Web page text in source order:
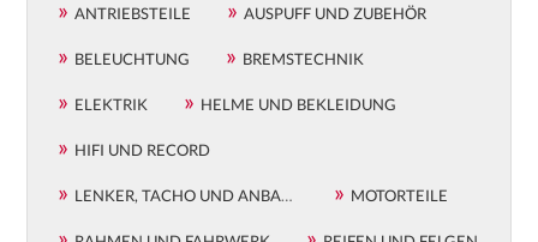
ANTRIEBSTEILE AUSPUFF UND ZUBEHÖR
BELEUCHTUNG BREMSTECHNIK
ELEKTRIK HELME UND BEKLEIDUNG
HIFI UND RECORD
LENKER, TACHO UND ANBAUTEILE MOTORTEILE